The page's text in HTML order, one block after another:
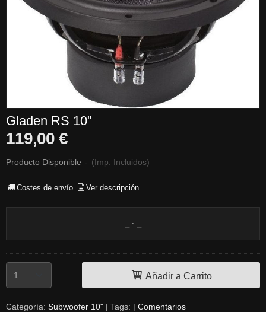
Gladen RS 10"
119,00 €
Producto Disponible - (Imp. Incluidos)
Costes de envío Ver descripción
Añadir a Carrito
Categoría: Subwoofer 10" | Tags: | Comentarios